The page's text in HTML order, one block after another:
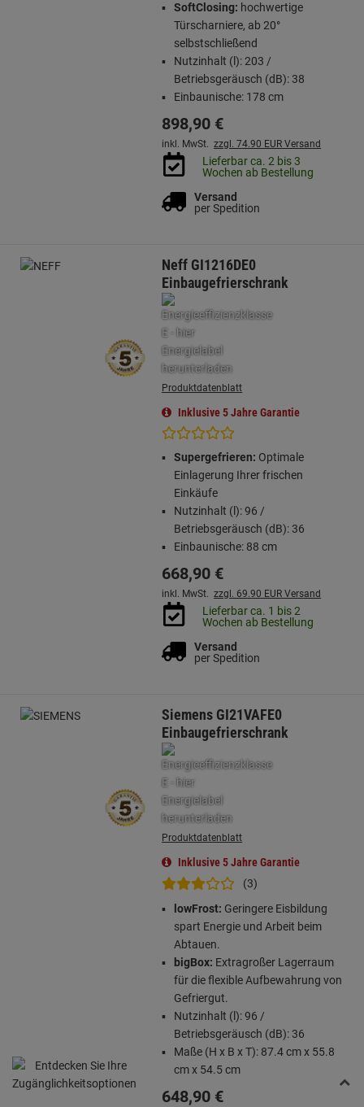
SoftClosing: hochwertige
Türscharniere, ab 20°
selbstschließend
Nutzinhalt (l): 203 /
Betriebsgeräusch (dB): 38
Einbaunische: 178 cm
898,90 €
inkl. MwSt. zzgl. 74.90 EUR Versand
Lieferbar ca. 2 bis 3
Wochen ab Bestellung
Versand
per Spedition
Neff GI1216DE0
Einbaugefrierschrank
Produktdatenblatt
Inklusive 5 Jahre Garantie
Supergefrieren: Optimale
Einlagerung Ihrer frischen
Einkäufe
Nutzinhalt (l): 96 /
Betriebsgeräusch (dB): 36
Einbaunische: 88 cm
668,90 €
inkl. MwSt. zzgl. 69.90 EUR Versand
Lieferbar ca. 1 bis 2
Wochen ab Bestellung
Versand
per Spedition
Siemens GI21VAFE0
Einbaugefrierschrank
Produktdatenblatt
Inklusive 5 Jahre Garantie
(3)
lowFrost: Geringere Eisbildung
spart Energie und Arbeit beim
Abtauen.
bigBox: Extragroßer Lagerraum
für die flexible Aufbewahrung von
Gefriergut.
Nutzinhalt (l): 96 /
Betriebsgeräusch (dB): 36
Maße (H x B x T): 87.4 cm x 55.8
cm x 54.5 cm
648,90 €